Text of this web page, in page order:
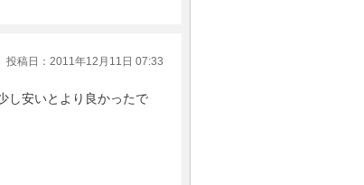
投稿日：2011年12月11日 07:33
し安いとより良かったで